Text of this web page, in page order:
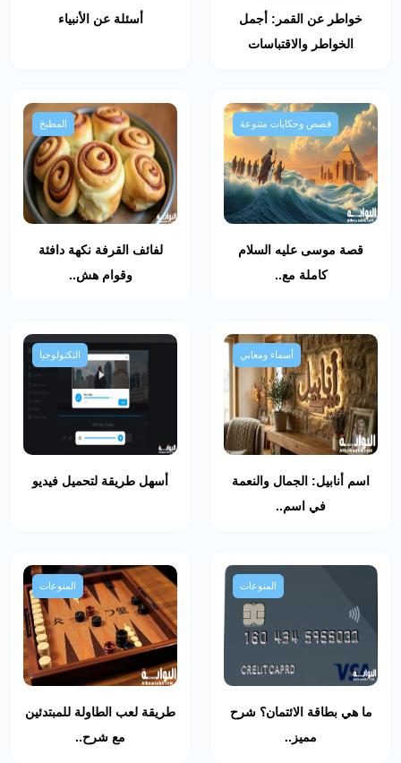
خواطر عن القمر: أجمل
الخواطر والاقتباسات
أسئلة عن الأنبياء
قصص وحكايات متنوعة
قصة موسى عليه السلام
كاملة مع..
المطبخ
لفائف القرفة نكهة دافئة
وقوام هش..
أسماء ومعاني
اسم أنابيل: الجمال والنعمة
في اسم..
التكنولوجيا
أسهل طريقة لتحميل فيديو
المنوعات
ما هي بطاقة الائتمان؟ شرح
مميز..
المنوعات
طريقة لعب الطاولة للمبتدئين
مع شرح..